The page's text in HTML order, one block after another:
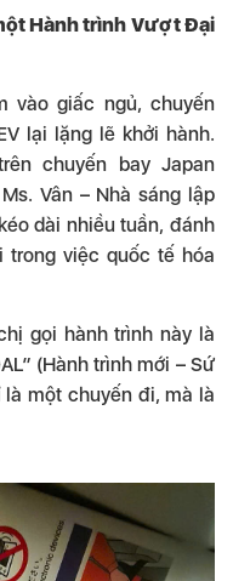
Hành trình Vượt Đại
vào giấc ngủ, chuyến
lại lặng lẽ khởi hành.
chuyến bay Japan
Vân – Nhà sáng lập
dài nhiều tuần, đánh
việc quốc tế hóa
gọi hành trình này là
(Hành trình mới – Sứ
một chuyến đi, mà là